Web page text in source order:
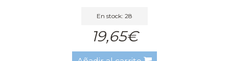
En stock: 28
19,65€